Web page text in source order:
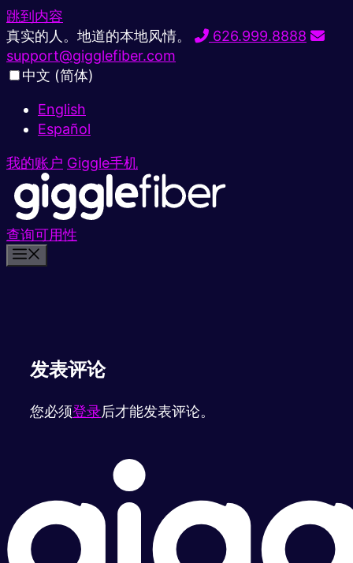
跳到内容
真实的人。地道的本地风情。
626.999.8888
support@gigglefiber.com
中文 (简体)
English
Español
我的账户 Giggle手机
查询可用性
发表评论
您必须登录后才能发表评论。